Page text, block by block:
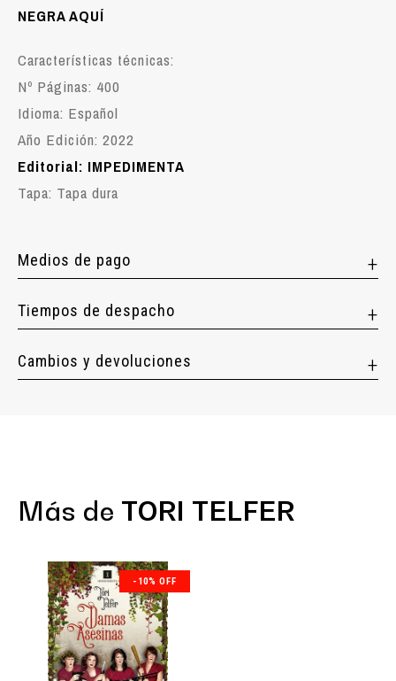
NEGRA AQUÍ
Características técnicas:
Nº Páginas: 400
Idioma: Español
Año Edición: 2022
Editorial: IMPEDIMENTA
Tapa: Tapa dura
Medios de pago
Tiempos de despacho
Cambios y devoluciones
Más de TORI TELFER
-10% OFF